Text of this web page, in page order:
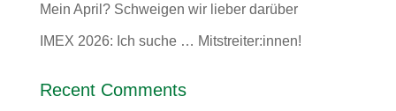
Mein April? Schweigen wir lieber darüber
IMEX 2026: Ich suche … Mitstreiter:innen!
Recent Comments